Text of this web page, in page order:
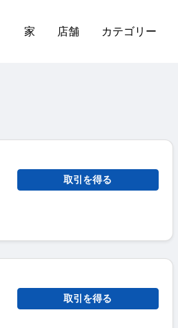
家 店舗 カテゴリー
取引を得る
取引を得る